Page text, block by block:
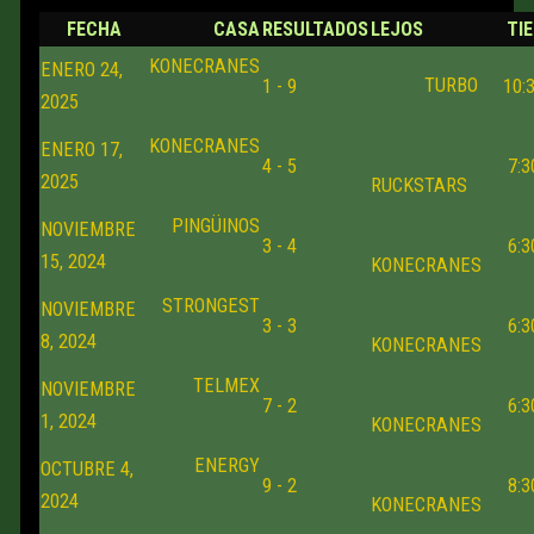
FECHA CASA RESULTADOSLEJOS
ENERO 24,
2025
KONECRANES
1 - 9
TURBO
ENERO 17,
2025
KONECRANES
4 - 5
RUCKSTARS
NOVIEMBRE
15, 2024
PINGÜINOS
3 - 4
KONECRANES
NOVIEMBRE
8, 2024
STRONGEST
3 - 3
KONECRANES
NOVIEMBRE
1, 2024
TELMEX
7 - 2
KONECRANES
OCTUBRE 4,
2024
ENERGY
9 - 2
KONECRANES